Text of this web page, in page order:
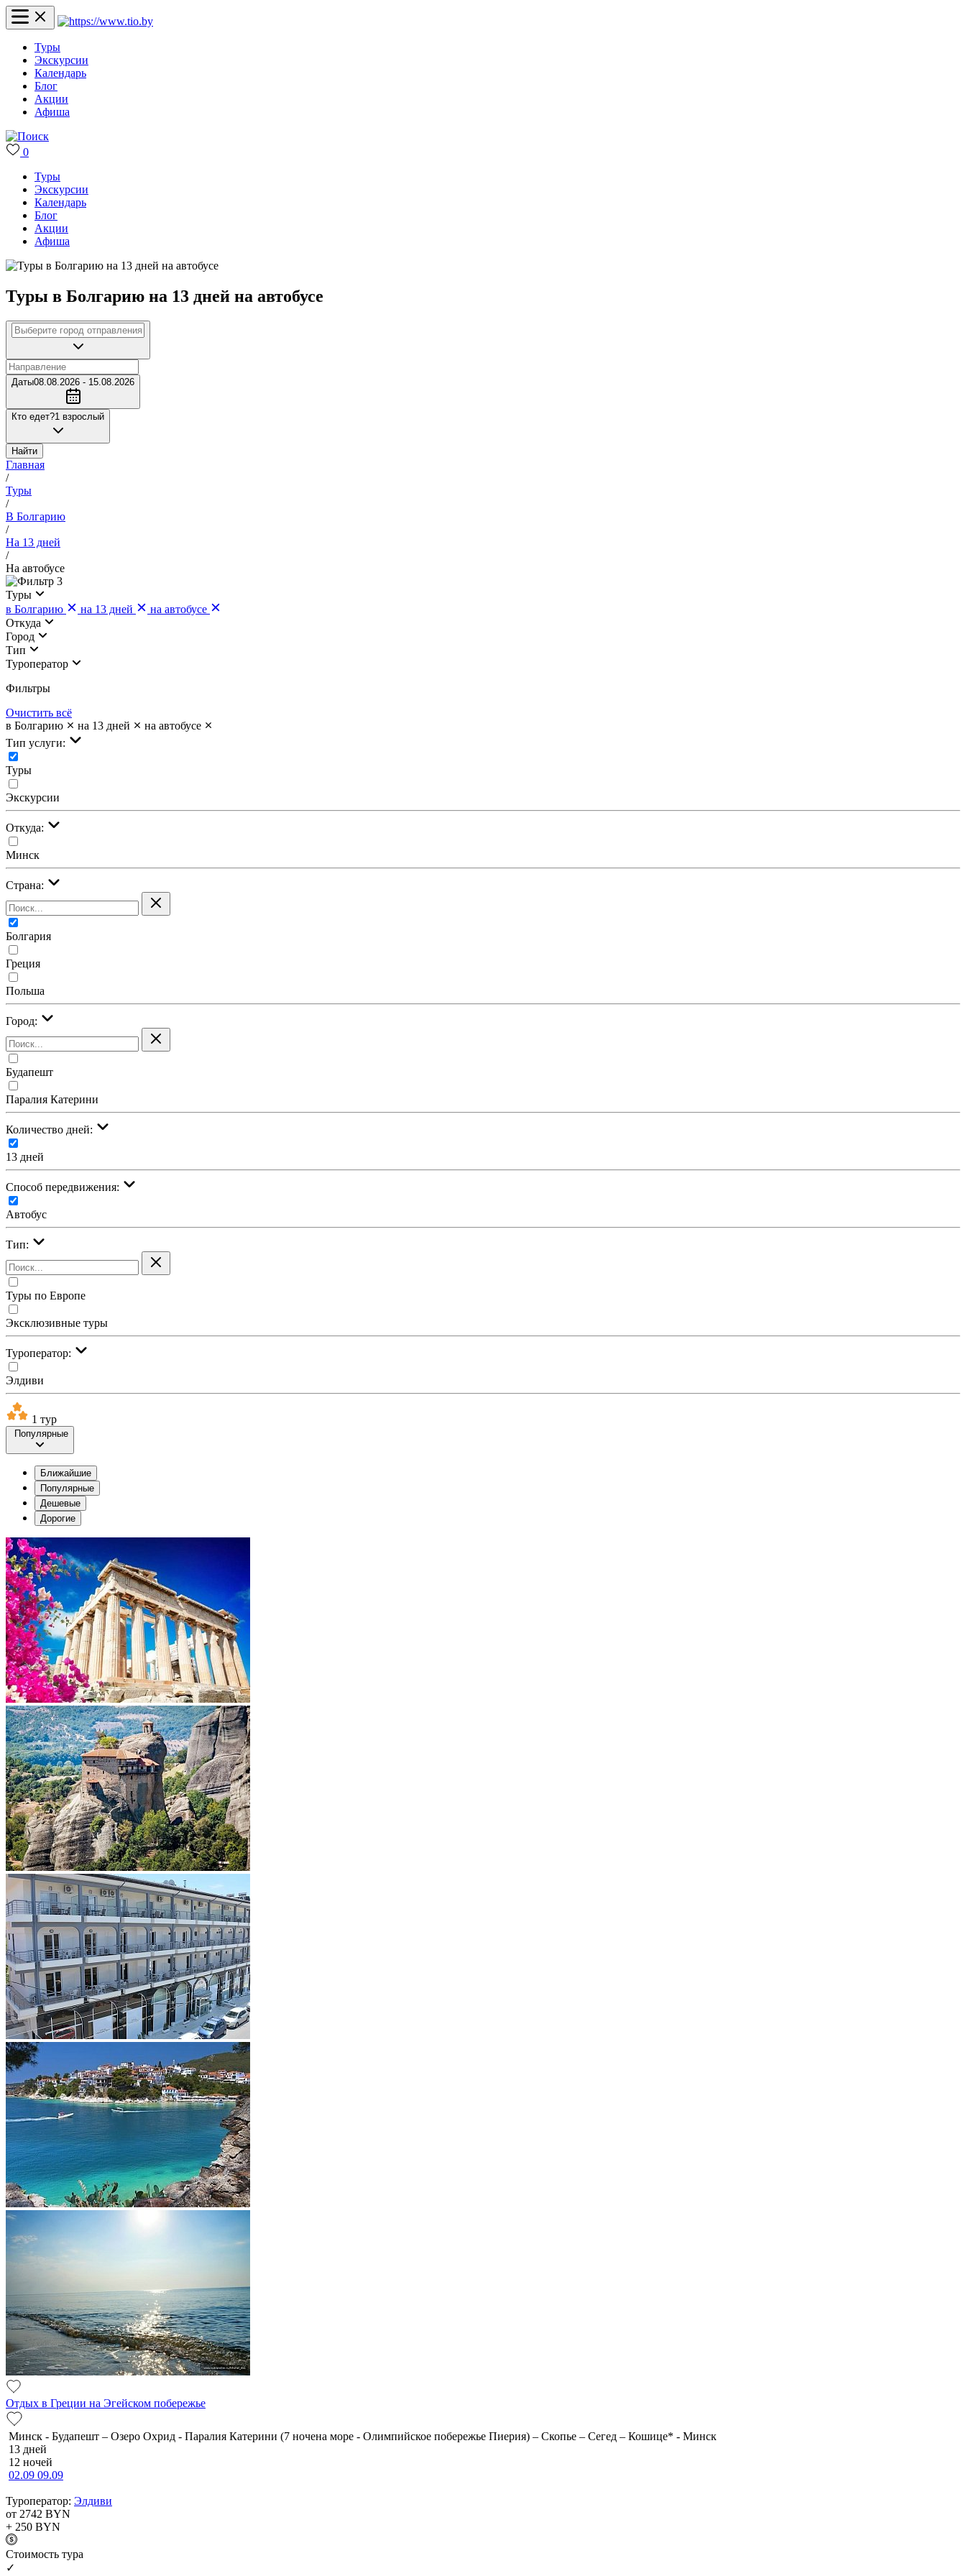
Туры
Экскурсии
Календарь
Блог
Акции
Афиша
0
Туры
Экскурсии
Календарь
Блог
Акции
Афиша
Туры в Болгарию на 13 дней на автобусе
Даты08.08.2026 - 15.08.2026
Кто едет?1 взрослый
Найти
Главная
/
Туры
/
В Болгарию
/
На 13 дней
/
На автобусе
3
Туры
в Болгарию
на 13 дней
на автобусе
Откуда
Город
Тип
Туроператор
Фильтры
Очистить всё
в Болгарию
на 13 дней
на автобусе
Тип услуги:
Туры
Экскурсии
Откуда:
Минск
Страна:
Болгария
Греция
Польша
Город:
Будапешт
Паралия Катерини
Количество дней:
13 дней
Cпособ передвижения:
Автобус
Тип:
Туры по Европе
Эксклюзивные туры
Туроператор:
Элдиви
1 тур
Популярные
Ближайшие
Популярные
Дешевые
Дорогие
Отдых в Греции на Эгейском побережье
Минск - Будапешт – Озеро Охрид - Паралия Катерини (7 ночена море - Олимпийское побережье Пиерия) – Скопье – Сегед – Кошице* - Минск
13 дней
12 ночей
02.09 09.09
Туроператор: Элдиви
от 2742 BYN
+ 250 BYN
Cтоимость тура
✓